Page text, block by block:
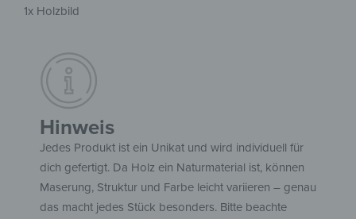
1x Holzbild
Hinweis
Jedes Produkt ist ein Unikat und wird individuell für
dich gefertigt. Da Holz ein Naturmaterial ist, können
Maserung, Struktur und Farbe leicht variieren – genau
das macht jedes Stück besonders. Bitte beachte